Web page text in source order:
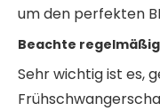
um den perfekten
Beachte
Sehr wichtig ist es,